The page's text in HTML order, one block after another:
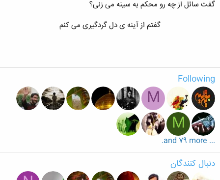
گفت سائل از چه رو محکم به سینه می زنی؟
گفتم از آینه ی دل گردگیری می کنم
Following
M
M
... and 79 more.
دنبال کنندگان